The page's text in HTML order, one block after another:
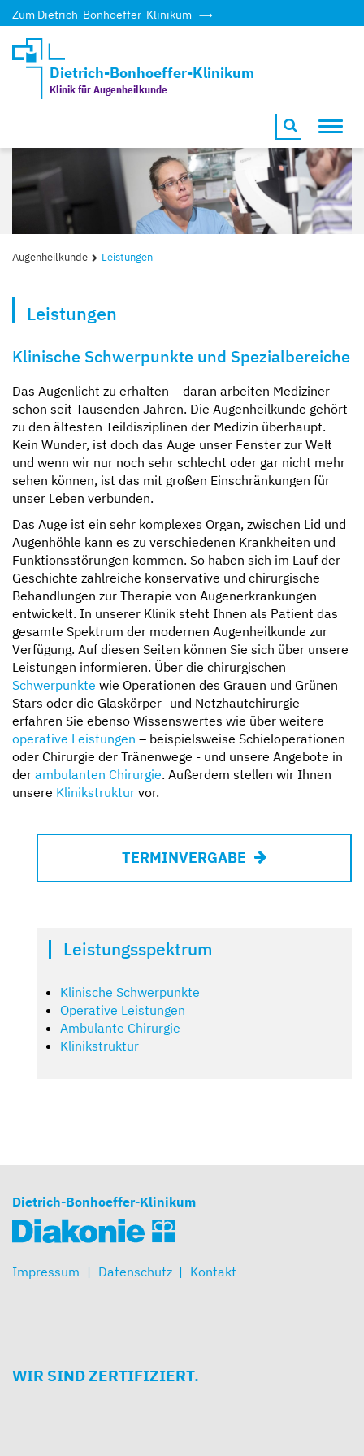
Zum Dietrich-Bonhoeffer-Klinikum
Dietrich-Bonhoeffer-Klinikum
Klinik für Augenheilkunde
Augenheilkunde Leistungen
Leistungen
Klinische Schwerpunkte und Spezialbereiche
Das Augenlicht zu erhalten – daran arbeiten Mediziner
schon seit Tausenden Jahren. Die Augenheilkunde gehört
zu den ältesten Teildisziplinen der Medizin überhaupt.
Kein Wunder, ist doch das Auge unser Fenster zur Welt
und wenn wir nur noch sehr schlecht oder gar nicht mehr
sehen können, ist das mit großen Einschränkungen für
unser Leben verbunden.
Das Auge ist ein sehr komplexes Organ, zwischen Lid und
Augenhöhle kann es zu verschiedenen Krankheiten und
Funktionsstörungen kommen. So haben sich im Lauf der
Geschichte zahlreiche konservative und chirurgische
Behandlungen zur Therapie von Augenerkrankungen
entwickelt. In unserer Klinik steht Ihnen als Patient das
gesamte Spektrum der modernen Augenheilkunde zur
Verfügung. Auf diesen Seiten können Sie sich über unsere
Leistungen informieren. Über die chirurgischen
Schwerpunkte wie Operationen des Grauen und Grünen
Stars oder die Glaskörper- und Netzhautchirurgie
erfahren Sie ebenso Wissenswertes wie über weitere
operative Leistungen – beispielsweise Schieloperationen
oder Chirurgie der Tränenwege - und unsere Angebote in
der ambulanten Chirurgie. Außerdem stellen wir Ihnen
unsere Klinikstruktur vor.
TERMINVERGABE
Leistungsspektrum
Klinische Schwerpunkte
Operative Leistungen
Ambulante Chirurgie
Klinikstruktur
Dietrich-Bonhoeffer-Klinikum
Impressum Datenschutz Kontakt
WIR SIND ZERTIFIZIERT.